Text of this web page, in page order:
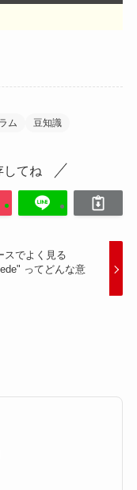
ム 豆知識
してね
スでよく見る
ってどんな意